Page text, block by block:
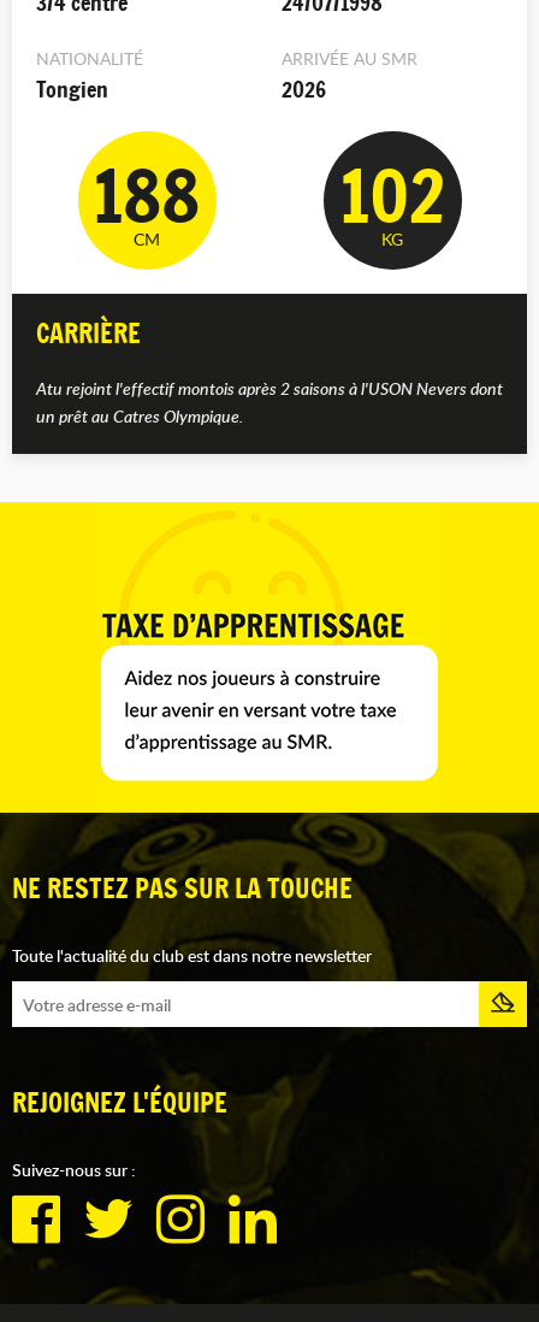
NATIONALITÉ
Tongien
ARRIVÉE AU SMR
2026
188
CM 102
KG
CARRIÈRE
Atu rejoint l'effectif montois après 2 saisons à l'USON Nevers dont
un prêt au Catres Olympique.
NE RESTEZ PAS SUR LA TOUCHE
Toute l'actualité du club est dans notre newsletter
REJOIGNEZ L'ÉQUIPE
Suivez-nous sur :